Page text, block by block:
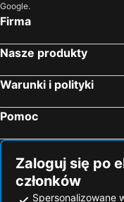
Google.
Firma
Nasze produkty
Warunki i polityki
Pomoc
Zaloguj się po
członków
Spersonalizowane